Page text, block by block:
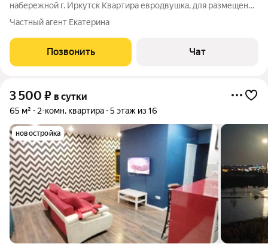
набережной г. Иркутск Квартира евродвушка, для размещения
максимум 4х гостей. Квартира Посуточно/почасовая в
Иркутске расположена на Верней набережной реки Ангара. В
шаговой доступности (минута)
Частный агент Екатерина
Позвонить Чат
3 500 ₽ в сутки
65 м² 2-комн. квартира 5 этаж из 16
новостройка